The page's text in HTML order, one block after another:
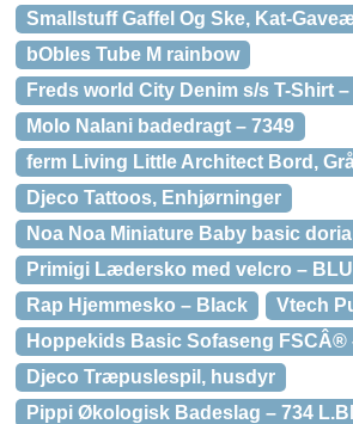
Smallstuff Gaffel Og Ske, Kat-
bObles Tube M rainbow
Freds world City Denim s/s T-Shirt –
Molo Nalani badedragt – 7349
ferm Living Little Architect Bord,
Djeco Tattoos, Enhjørninger
Noa Noa Miniature Baby basic
Primigi Lædersko med velcro –
Rap Hjemmesko – Black
Vtech
Hoppekids Basic Sofaseng FSCÂ®
Djeco Træpuslespil, husdyr
Pippi Økologisk Badeslag – 734